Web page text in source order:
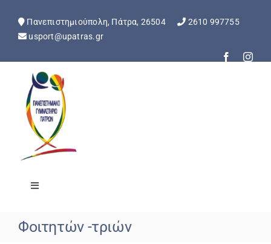
content
Πανεπιστημιούπολη, Πάτρα, 26504
2610 997755
usport@upatras.gr
Toggle
Φοιτητών -τριών